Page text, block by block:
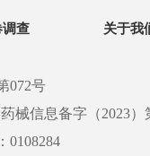
调查 关于我
072号
械信息备字（2023）
0108284